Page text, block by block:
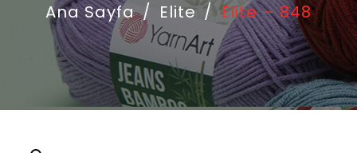
Ana Sayfa / Elite / Elite – 848